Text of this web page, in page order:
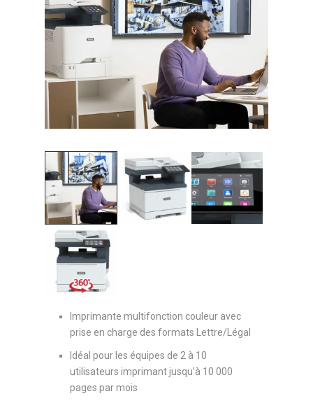
Imprimante multifonction couleur avec
prise en charge des formats Lettre/Légal
Idéal pour les équipes de 2 à 10
utilisateurs imprimant jusqu’à 10 000
pages par mois